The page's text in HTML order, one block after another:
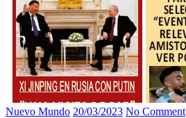
Nuevo Mundo 20/03/2023 No Comment